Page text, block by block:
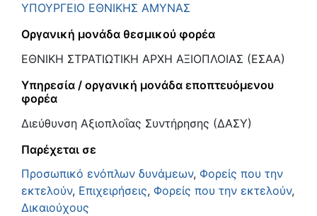
ΥΠΟΥΡΓΕΙΟ ΕΘΝΙΚΗΣ ΑΜΥΝΑΣ
Οργανική μονάδα θεσμικού φορέα
ΕΘΝΙΚΗ ΣΤΡΑΤΙΩΤΙΚΗ ΑΡΧΗ ΑΞΙΟΠΛΟΙΑΣ (ΕΣΑΑ)
Υπηρεσία / οργανική μονάδα εποπτευόμενου
φορέα
Διεύθυνση Αξιοπλοΐας Συντήρησης (ΔΑΣΥ)
Παρέχεται σε
Προσωπικό ενόπλων δυνάμεων, Φορείς που την
εκτελούν, Επιχειρήσεις, Φορείς που την εκτελούν,
Δικαιούχους